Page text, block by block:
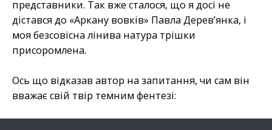
представники. Так вже сталося, що я досі не
дістався до «Аркану вовків» Павла Дерев’янка, і
моя безсовісна лінива натура трішки
присоромлена.
Ось що відказав автор на запитання, чи сам він
вважає свій твір темним фентезі: